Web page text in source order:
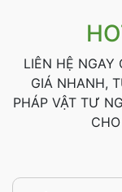
LIÊN HỆ NGAY
GIÁ NHANH,
PHÁP VẬT TƯ